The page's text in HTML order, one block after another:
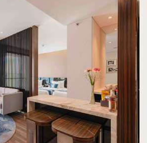
침대(무료)
오버 서비스(요금 별도)
제공 (1일 기준 수량 및 인원수
예약)
장 무료 이용